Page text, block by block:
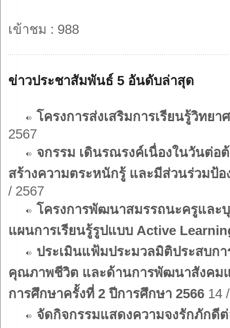
เข้าชม : 988
ข่าวประชาสัมพันธ์ 5 อันดับล่าสุด
โครงการส่งเสริมการเรียนรู้วิทย
2567
จกรรม เดินรณรงค์เนื่องในวันต่อ
สร้างความตระหนักรู้ และมีส่วนร่วมป้
/ 2567
โครงการพัฒนาสมรรถนะครูและ
แผนการเรียนรู้รูปแบบ Active
ประเมินแฟ้มประมวลมิติประสบ
คุณภาพชีวิต และด้านการพัฒนาสังคมแ
การศึกษาครั้งที่ 2 ปีการศึกษา 2566 14
จัดกิจกรรมแสดงความจงรักภักดี